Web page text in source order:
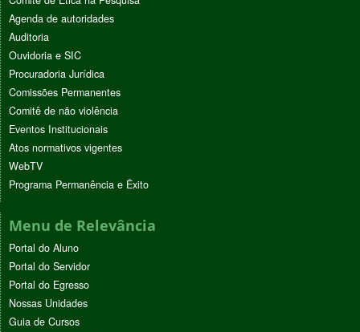
Agenda de autoridades
Auditoria
Ouvidoria e SIC
Procuradoria Jurídica
Comissões Permanentes
Comitê de não violência
Eventos Institucionais
Atos normativos vigentes
WebTV
Programa Permanência e Êxito
Menu de Relevância
Portal do Aluno
Portal do Servidor
Portal do Egresso
Nossas Unidades
Guia de Cursos